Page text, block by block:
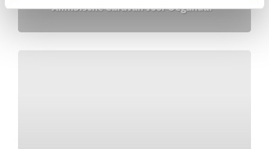
Amfibische Caravan voor Oeganda!